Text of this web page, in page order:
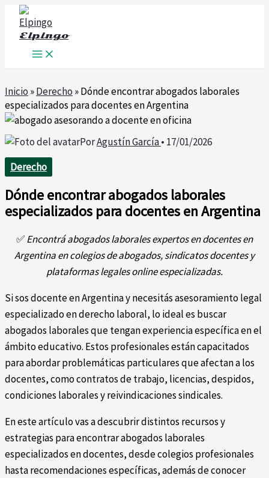
contenido
Elpingo
Inicio »Derecho »Dónde encontrar abogados laborales
especializados para docentes en Argentina
PorAgustín García• 17/01/2026
Derecho
Dónde encontrar abogados laborales
especializados para docentes en Argentina
✅Encontrá abogados laborales expertos en docentes en
Argentina en colegios de abogados, sindicatos docentes y
plataformas legales online especializadas.
Si sos docente en Argentina y necesitás asesoramiento legal
especializado en derecho laboral, lo ideal es buscar
abogados laborales que tengan experiencia específica en el
ámbito educativo. Estos profesionales están capacitados
para abordar problemáticas particulares que afectan a los
docentes, como contratos de trabajo, licencias, despidos,
condiciones laborales y reivindicaciones sindicales.
En este artículo vas a descubrir distintos recursos y
estrategias para encontrar abogados laborales
especializados en docentes, desde colegios profesionales
hasta recomendaciones específicas, además de conocer